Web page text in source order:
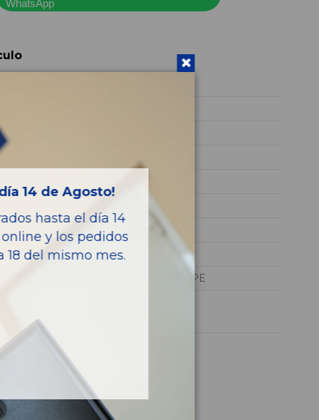
170CV 125KW
CLASE CLK (W209) COUPE
14 de Agosto!
hasta el día 14
y los pedidos
del mismo mes.